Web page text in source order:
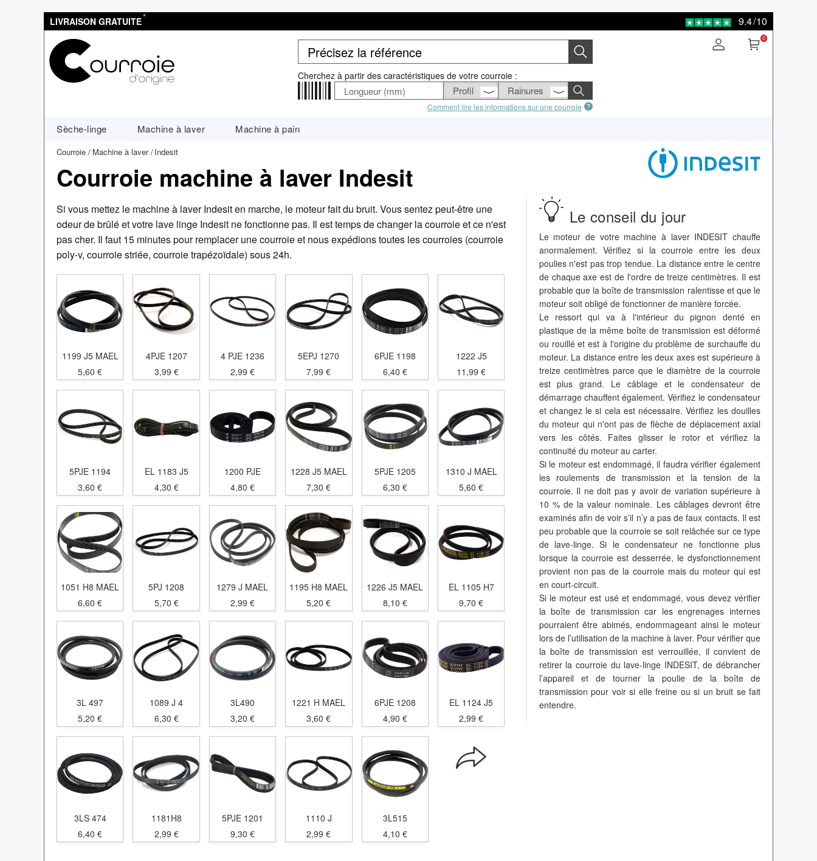
LIVRAISON GRATUITE* 9.4/10
Cherchez à partir des caractéristiques de votre courroie :
Comment lire les informations sur une courroie
0
Sèche-linge Machine à laver Machine à pain
Courroie Machine à laver Indesit
Le conseil du jour
Le moteur de votre machine à laver INDESIT chauffe
anormalement. Vérifiez si la courroie entre les deux
poulies n'est pas trop tendue. La distance entre le centre
de chaque axe est de l'ordre de treize centimètres. Il est
probable que la boîte de transmission ralentisse et que le
moteur soit obligé de fonctionner de manière forcée.
Le ressort qui va à l'intérieur du pignon denté en
plastique de la même boîte de transmission est déformé
ou rouillé et est à l'origine du problème de surchauffe du
moteur. La distance entre les deux axes est supérieure à
treize centimètres parce que le diamètre de la courroie
est plus grand. Le câblage et le condensateur de
démarrage chauffent également. Vérifiez le condensateur
et changez le si cela est nécessaire. Vérifiez les douilles
du moteur qui n'ont pas de flèche de déplacement axial
vers les côtés. Faites glisser le rotor et vérifiez la
continuité du moteur au carter.
Si le moteur est endommagé, il faudra vérifier également
les roulements de transmission et la tension de la
courroie. Il ne doit pas y avoir de variation supérieure à
10 % de la valeur nominale. Les câblages devront être
examinés afin de voir s’il n’y a pas de faux contacts. Il est
peu probable que la courroie se soit relâchée sur ce type
de lave-linge. Si le condensateur ne fonctionne plus
lorsque la courroie est desserrée, le dysfonctionnement
provient non pas de la courroie mais du moteur qui est
en court-circuit.
Si le moteur est usé et endommagé, vous devez vérifier
la boîte de transmission car les engrenages internes
pourraient être abimés, endommageant ainsi le moteur
lors de l’utilisation de la machine à laver. Pour vérifier que
la boîte de transmission est verrouillée, il convient de
retirer la courroie du lave-linge INDESIT, de débrancher
l’appareil et de tourner la poulie de la boîte de
transmission pour voir si elle freine ou si un bruit se fait
entendre.
Courroie machine à laver Indesit
Si vous mettez le machine à laver Indesit en marche, le moteur fait du bruit. Vous sentez peut-être une
odeur de brûlé et votre lave linge Indesit ne fonctionne pas. Il est temps de changer la courroie et ce n'est
pas cher. Il faut 15 minutes pour remplacer une courroie et nous expédions toutes les courroies (courroie
poly-v, courroie striée, courroie trapézoïdale) sous 24h.
1199 J5 MAEL
5,60 €
4PJE 1207
3,99 €
4 PJE 1236
2,99 €
5EPJ 1270
7,99 €
6PJE 1198
6,40 €
1222 J5
11,99 €
5PJE 1194
3,60 €
EL 1183 J5
4,30 €
1200 PJE
4,80 €
1228 J5 MAEL
7,30 €
5PJE 1205
6,30 €
1310 J MAEL
5,60 €
1051 H8 MAEL
6,60 €
5PJ 1208
5,70 €
1279 J MAEL
2,99 €
1195 H8 MAEL
5,20 €
1226 J5 MAEL
8,10 €
EL 1105 H7
9,70 €
3L 497
5,20 €
1089 J 4
6,30 €
3L490
3,20 €
1221 H MAEL
3,60 €
6PJE 1208
4,90 €
EL 1124 J5
2,99 €
3LS 474
6,40 €
1181H8
2,99 €
5PJE 1201
9,30 €
1110 J
2,99 €
3L515
4,10 €